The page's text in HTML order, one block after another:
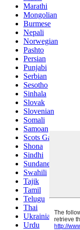
Marathi
Mongolian
Burmese
Nepali
Norwegian
Pashto
Persian
Punjabi
Serbian
Sesotho
Sinhala
Slovak
Slovenian
Somali
Samoan
Scots Gaelic
Shona
Sindhi
Sundanese
Swahili
Tajik
Tamil
Telugu
Thai
Ukrainian
Urdu